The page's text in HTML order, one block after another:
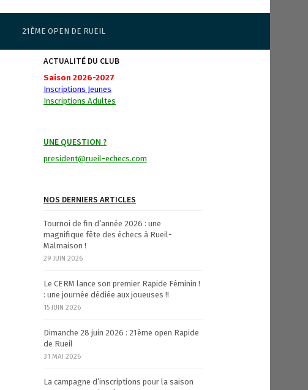
21ÈME OPEN DE RUEIL
ACTUALITÉ DU CLUB
Saison 2026-2027
Inscriptions Jeunes
Inscriptions Adultes
UNE QUESTION ?
president@rueil-echecs.com
NOS DERNIERS ARTICLES
Tournoi de fin d’année 2026 : une
magnifique fête des échecs à Rueil-
Malmaison !
29 JUIN 2026
Le CERM lance son premier Rapide Féminin !
: une journée dédiée aux joueuses !!
15 JUIN 2026
Dimanche 28 juin 2026 : 21ème open Rapide
de Rueil
31 MAI 2026
La campagne d’inscriptions pour la saison